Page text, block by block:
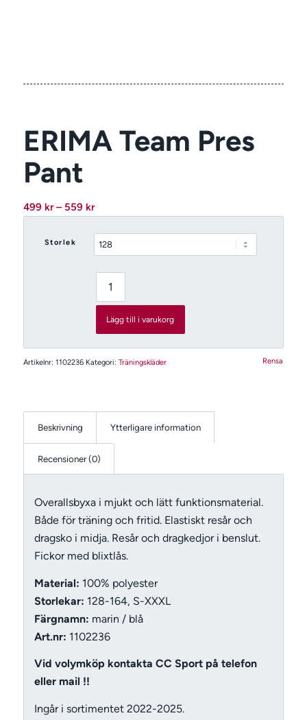
ERIMA Team Pres
Pant
499 kr – 559 krPrisintervall:
till
559 kr
Storlek
Rensa
Lägg till i varukorg
Artikelnr: 1102236 Kategori: Träningskläder
Beskrivning Ytterligare information
Recensioner (0)
Overallsbyxa i mjukt och lätt funktionsmaterial.
Både för träning och fritid. Elastiskt resår och
dragsko i midja. Resår och dragkedjor i benslut.
Fickor med blixtlås.
Material: 100% polyester
Storlekar: 128-164, S-XXXL
Färgnamn: marin / blå
Art.nr: 1102236
Vid volymköp kontakta CC Sport på telefon
eller mail !!
Ingår i sortimentet 2022-2025.